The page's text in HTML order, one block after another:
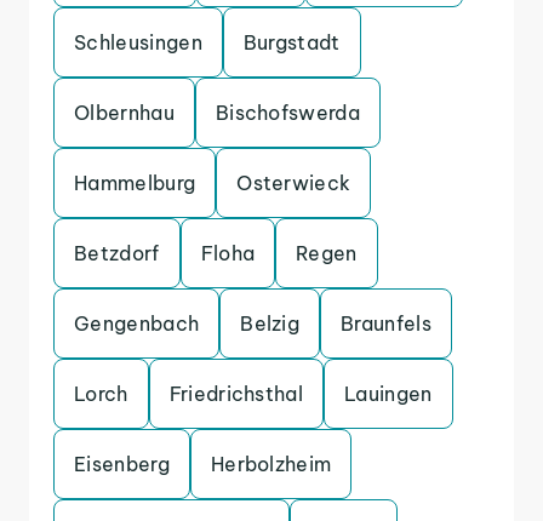
Schleusingen Burgstadt
Olbernhau Bischofswerda
Hammelburg Osterwieck
Betzdorf Floha Regen
Gengenbach Belzig Braunfels
Lorch Friedrichsthal Lauingen
Eisenberg Herbolzheim